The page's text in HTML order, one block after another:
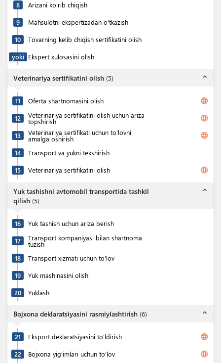
8 Arizani ko'rib chiqish
9 Mahsulotni ekspertizadan o‘tkazish
10 Tovarning kelib chiqish sertifikatini olish
yoki Ekspert xulosasini olish
Veterinariya sertifikatini olish (5) expand_less
11 Oferta shartnomasini olish language
12 Veterinariya sertifikatini olish uchun ariza
topshirish language
13 Veterinariya sertifikati uchun to'lovni
amalga oshirish language
14 Transport va yukni tekshirish
15 Veterinariya sertifikatini olish language
Yuk tashishni avtomobil transportida tashkil
qilish (5)
expand_less
16 Yuk tashish uchun ariza berish
17 Transport kompaniyasi bilan shartnoma
tuzish
18
Transport xizmati uchun to'lov
19 Yuk mashinasini olish
20 Yuklash
Bojxona deklaratsiyasini rasmiylashtirish (6) expand_less
21 Eksport deklaratsiyasini to'ldirish language
22 Bojxona yig’imlari uchun to’lov language